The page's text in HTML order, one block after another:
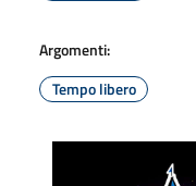
Argomenti:
Tempo libero